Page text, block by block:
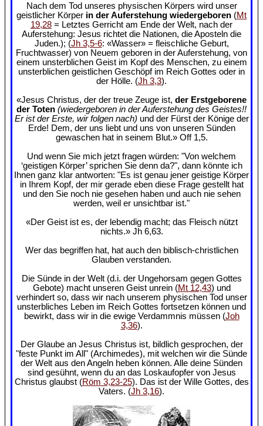
Nach dem Tod unseres physischen Körpers wird unser
geistlicher Körper in der Auferstehung wiedergeboren (Mt
19,28 = Letztes Gerricht am Ende der Welt, nach der
Auferstehung: Jesus richtet die Nationen, die Aposteln die
Juden.); (Jh 3,5-6: «Wasser» = fleischliche Geburt,
Fruchtwasser) von Neuem geboren in der Auferstehung, von
einem unsterblichen Geist im Kopf des Menschen, zu einem
unsterblichen geistlichen Geschöpf im Reich Gottes oder in
der Hölle. (Jh 3,3).
«Jesus Christus, der der treue Zeuge ist, der Erstgeborene
der Toten (wiedergeboren in der Auferstehung des Geistes!!
Er ist der Erste, wir folgen nach) und der Fürst der Könige der
Erde! Dem, der uns liebt und uns von unseren Sünden
gewaschen hat in seinem Blut.» Off 1,5.
Und wenn Sie mich jetzt fragen würden: "Von welchem
‘geistigen Körper’ sprichen Sie denn da?", dann könnte ich
Ihnen ganz klar antworten: "Es ist genau jener geistige Körper
in Ihrem Kopf, der mir gerade eben diese Frage gestellt hat
und den Sie noch nie gesehen haben und auch nie sehen
werden, weil er unsichtbar ist."
«Der Geist ist es, der lebendig macht; das Fleisch nützt
nichts.» Jh 6,63.
Wer das begriffen hat, hat auch den biblisch-christlichen
Glauben verstanden.
Die Sünde in der Welt (d.i. der Ungehorsam gegen Gottes
Gebote) macht unseren Geist unrein (Mt 12,43) und
verhindert so, dass wir nach unserem physischen Tod unser
unsterbliches Leben im Reich Gottes fortsetzen können und
bewirkt, dass wir in die ewige Verdammnis müssen (Joh
3,36).
Der Glaube an Jesus Christus ist, bildlich gesprochen, der
"feste Punkt im All" (Archimedes), mit welchen wir die Sünde
der Welt aus den Angeln heben können. Alle deine Sünden
sind gesühnt, wenn du an das Loskaufopfer von Jesus
Christus glaubst (Röm 3,23-25). Das ist der Wille Gottes, des
Vaters. (Jh 3,16).